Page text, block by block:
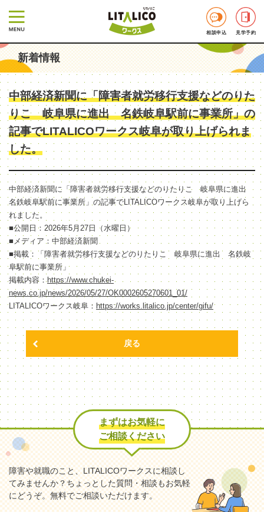
相談申込 見学予約
新着情報
中部経済新聞に「障害者就労移行支援などのりた
りこ 岐阜県に進出 名鉄岐阜駅前に事業所」の
記事でLITALICOワークス岐阜が取り上げられま
した。
中部経済新聞に「障害者就労移行支援などのりたりこ 岐阜県に進出
名鉄岐阜駅前に事業所」の記事でLITALICOワークス岐阜が取り上げら
れました。
■公開日：2026年5月27日（水曜日）
■メディア：中部経済新聞
■掲載：「障害者就労移行支援などのりたりこ 岐阜県に進出 名鉄岐
阜駅前に事業所」
掲載内容： https://www.chukei-
news.co.jp/news/2026/05/27/OK0002605270601_01/
LITALICOワークス岐阜： https://works.litalico.jp/center/gifu/
戻る
まずはお気軽に
ご相談ください
障害や就職のこと、LITALICOワークスに相談し
てみませんか？ちょっとした質問・相談もお気軽
にどうぞ。無料でご相談いただけます。